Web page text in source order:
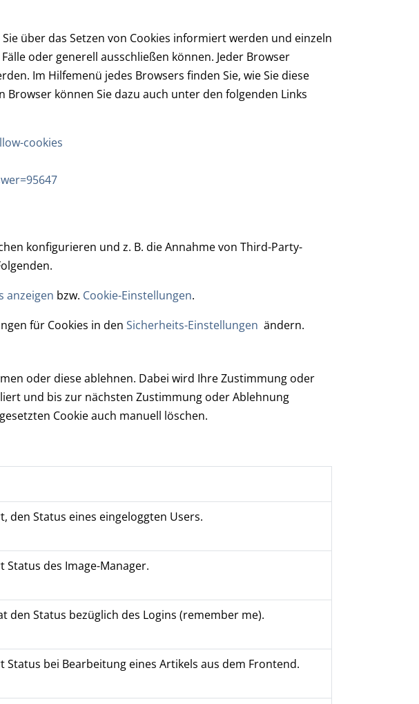
über das Setzen von Cookies informiert werden und einzeln
oder generell ausschließen können. Jeder Browser
Im Hilfemenü jedes Browsers finden Sie, wie Sie diese
können Sie dazu auch unter den folgenden Links
cookies
konfigurieren und z. B. die Annahme von Third-Party-
anzeigen bzw. Cookie-Einstellungen.
für Cookies in den Sicherheits-Einstellungen ändern.
oder diese ablehnen. Dabei wird Ihre Zustimmung oder
und bis zur nächsten Zustimmung oder Ablehnung
Cookie auch manuell löschen.
den Status eines eingeloggten Users.
Status des Image-Manager.
den Status bezüglich des Logins (remember me).
Status bei Bearbeitung eines Artikels aus dem Frontend.